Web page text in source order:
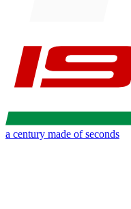
a century made of seconds